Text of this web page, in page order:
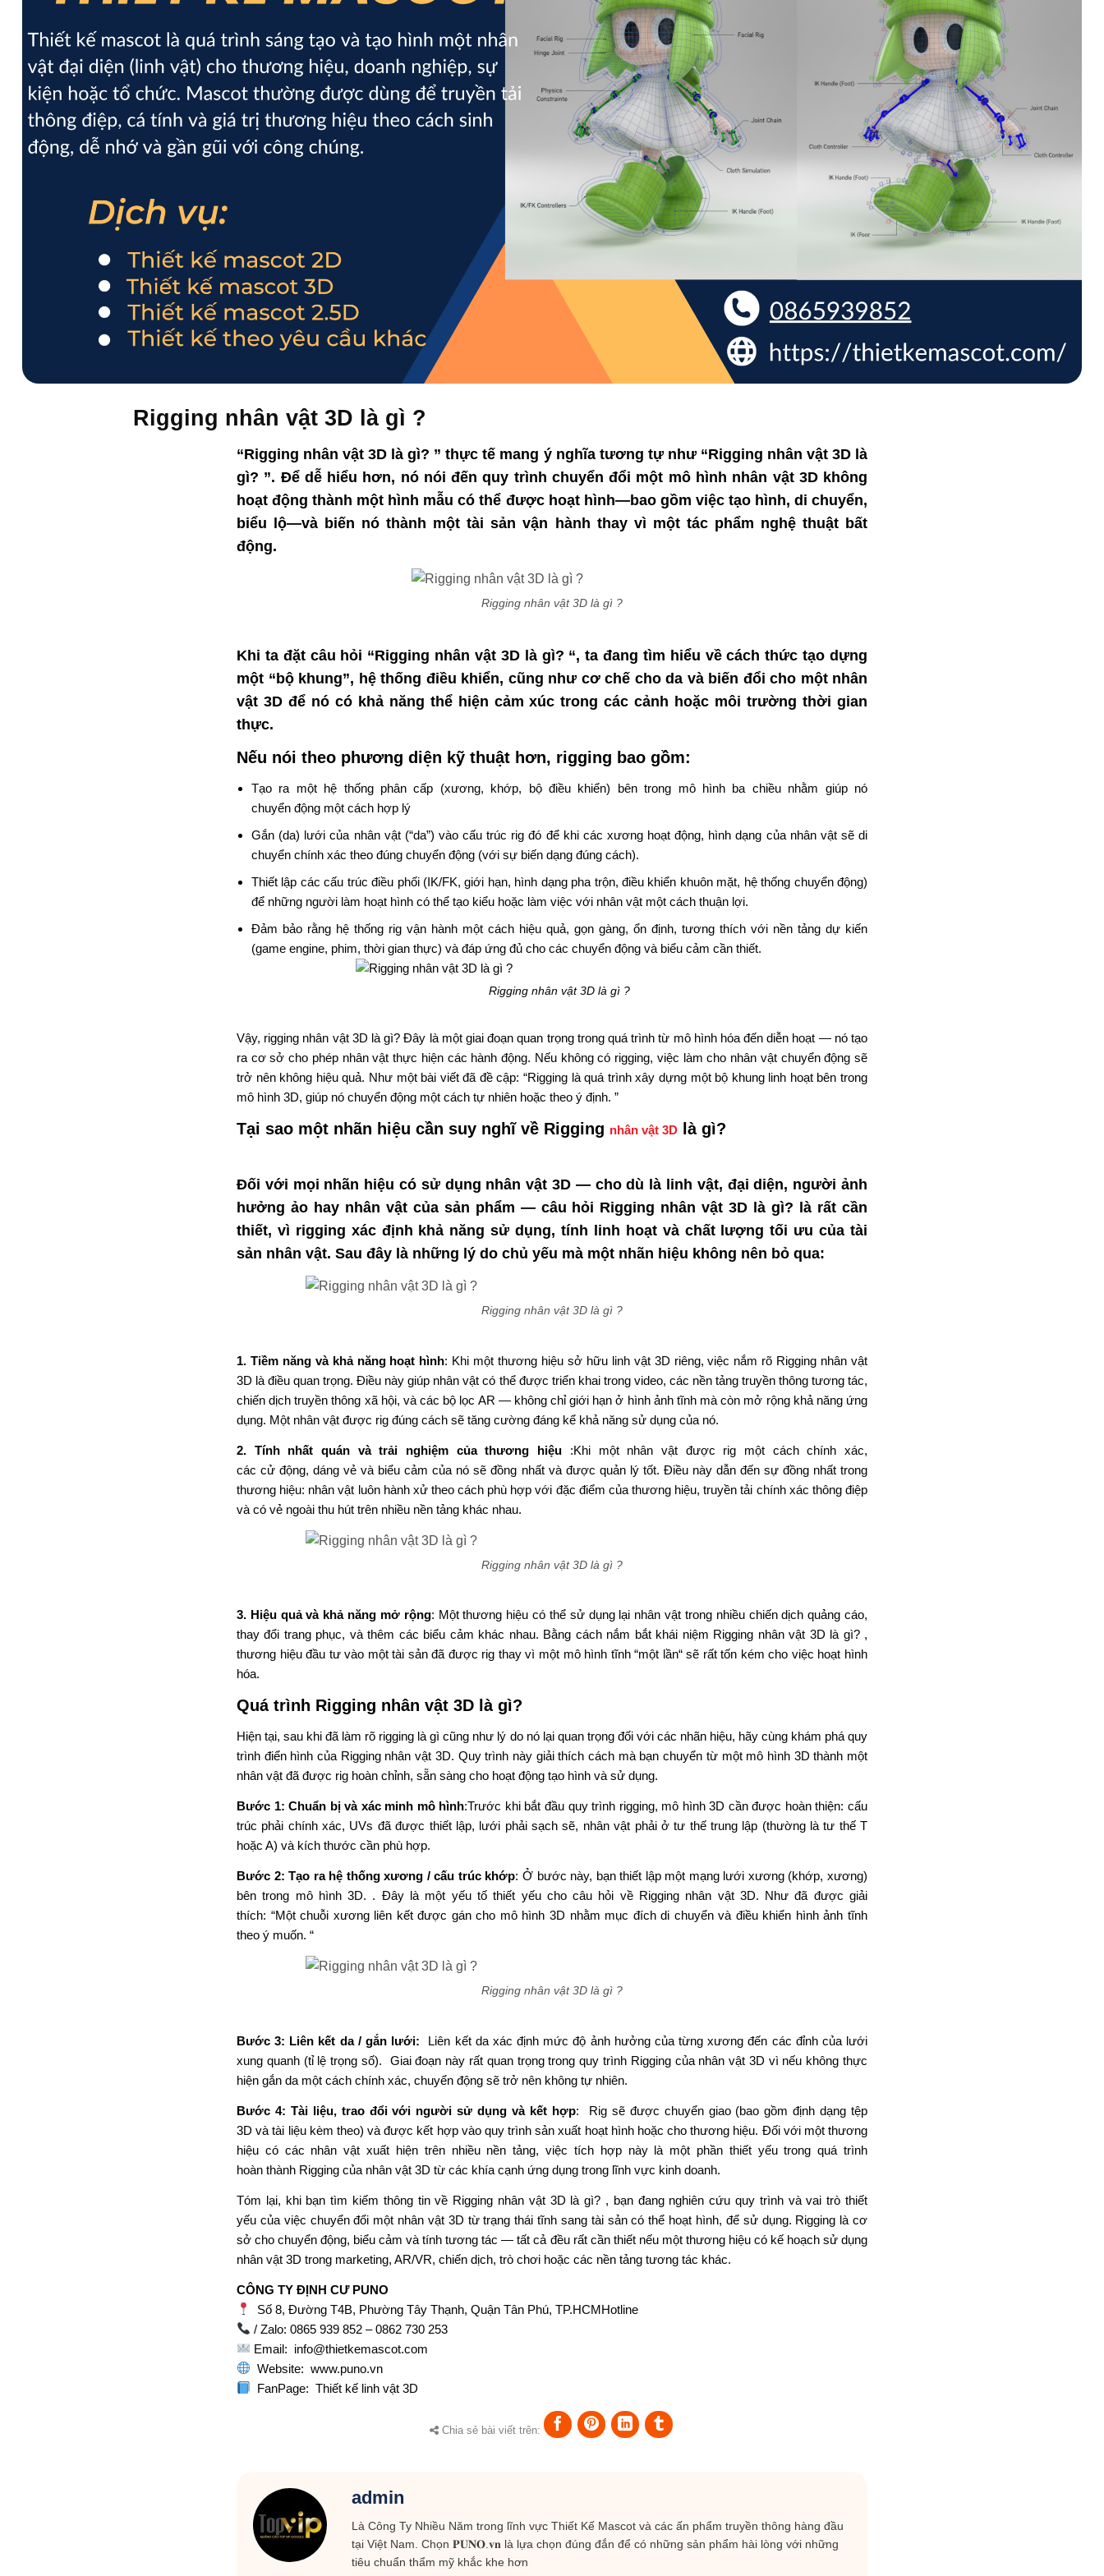
Rigging nhân vật 3D là gì ?
“Rigging nhân vật 3D là gì? ”thực tế mang ýnghĩa tương tự như“Rigging nhân vật 3D là
gì? ”. Để dễ hiểu hơn, nó nói đếnquy trình chuyển đổi một mô hình nhân vật 3D không
hoạt động thành một hình mẫu có thể được hoạt hình—bao gồm việc tạo hình, di chuyển,
biểu
lộ—và biến nó thành một tài sảnvận hành thay vì một tác phẩm nghệ thuật bất
động.
Rigging nhân vật 3D là gì ?
Khi ta đặt câu hỏi “Rigging nhân vật 3D là gì? “, ta đang tìm hiểu về cách thức tạo dựng
một “bộ khung”, hệ thống điều khiển, cũng như cơ chế cho da và biến đổi cho một nhân
vật 3D để nó có khả năng thể hiện cảm xúc trong các cảnh hoặc môi trường thời gian
thực.
Nếu nói theo phương diện kỹ thuật hơn, rigging bao gồm:
Tạo ra một hệ thốngphân cấp (xương, khớp, bộ điều khiển) bên trong mô hình ba chiều nhằm giúpnó
chuyển động một cách hợp lý
Gắn (da) lưới của nhân vật (“da”) vào cấu trúc rig đó để khi các xương hoạt động, hình dạng của nhân vật sẽ di
chuyển chính xác theo đúng chuyển động (với sự biến dạng đúng cách).
Thiết lập cáccấu trúc điều phối(IK/FK,giới hạn, hình dạng pha trộn,điều khiển khuônmặt, hệ thống chuyểnđộng)
để những người làm hoạt hình có thể tạo kiểu hoặc làm việc với nhân vật một cách thuận lợi.
Đảm bảo rằng hệ thống rig vận hành một cách hiệu quả, gọn gàng, ổn định, tương thích với nền tảng dự kiến
(game engine, phim, thời gian thực) và đáp ứng đủ cho các chuyển động và biểu cảm cần thiết.
Rigging nhân vật 3D là gì ?
Vậy, rigging nhân vật 3D là gì? Đây là một giai đoạn quan trọng trongquá trìnhtừ mô hình hóađến diễn hoạt — nó tạo
ra cơ sở cho phép nhân vật thực hiện các hànhđộng. Nếu không có rigging, việc làm cho nhân vật chuyển động sẽ
trở nên không hiệu quả. Như một bài viết đã đề cập: “Rigging là quá trìnhxây dựngmột bộ khung linh hoạt bên trong
mô hình 3D, giúp nó chuyển động một cách tự nhiên hoặc theo ý định. ”
Tại sao một nhãn hiệu cần suy nghĩ về Rigging nhân vật 3D là gì?
Đối với mọi nhãn hiệucó sử dụng nhân vật 3D — chodù là linh vật, đại diện, người ảnh
hưởng ảo hay nhân vật của sản phẩm — câu hỏi Rigging nhân vật 3D là gì? là rấtcần
thiết, vì rigging xácđịnh khả năng sử dụng,tính linh hoạt và chất lượngtối ưu của tài
sản nhân vật. Sau đây là những lý do chủ yếu mà một nhãn hiệu không nên bỏ qua:
Rigging nhân vật 3D là gì ?
1. Tiềmnăng và khảnăng hoạt hình: Khi một thương hiệu sở hữulinh vật 3D riêng, việc nắm rõ Rigging nhân vật
3D làđiều quan trọng. Điều này giúp nhân vật có thể được triển khaitrong video, các nền tảng truyền thông tương tác,
chiến dịchtruyền thông xã hội, và các bộ lọc AR — không chỉgiới hạn ở hình ảnh tĩnh mà còn mở rộng khả năng ứng
dụng. Một nhân vật được rig đúng cách sẽ tăng cường đáng kể khả năng sử dụng của nó.
2. Tínhnhất quán và trải nghiệm củathương hiệu :Khimột nhân vật được rig một cách chính xác,
cáccử động,dáng vẻ và biểu cảm của nó sẽđồng nhất và được quản lý tốt. Điều này dẫn đếnsựđồng nhất trong
thương hiệu: nhân vật luôn hành xử theo cách phù hợp với đặc điểm củathương hiệu, truyền tải chính xác thông điệp
và có vẻ ngoài thu hút trên nhiều nền tảng khác nhau.
Rigging nhân vật 3D là gì ?
3. Hiệu quả và khả năng mở rộng: Một thương hiệu có thể sử dụng lại nhân vật trong nhiều chiến dịchquảng cáo,
thay đổi trang phục, vàthêm các biểu cảm khác nhau. Bằng cách nắm bắt khái niệm Rigging nhân vật 3D là gì? ,
thương hiệu đầu tư vào một tài sản đã được rig thay vì một mô hình tĩnh“một lần“sẽ rấttốn kémcho việc hoạt hình
hóa.
Quá trình Rigging nhân vật 3D là gì?
Hiện tại,sau khi đã làm rõ rigging là gìcũng như lý donó lại quan trọng đối với các nhãnhiệu, hãy cùng khám pháquy
trình điển hình của Rigging nhân vật 3D. Quy trình này giải thích cách mà bạnchuyển từ một mô hình 3Dthành một
nhân vật đãđược rig hoàn chỉnh, sẵn sàng cho hoạt động tạo hình và sử dụng.
Bước 1: Chuẩn bị và xác minh mô hình:Trước khi bắt đầu quy trình rigging, mô hình 3D cần được hoàn thiện:cấu
trúc phải chính xác, UVs đã được thiết lập, lưới phảisạchsẽ, nhân vật phải ở tư thế trung lập (thường là tư thế T
hoặc A) và kích thước cần phù hợp.
Bước 2:Tạo ra hệ thốngxương / cấu trúc khớp:Ở bước này, bạnthiết lập một mạng lưới xương (khớp, xương)
bên trong mô hình 3D. . Đây là một yếu tốthiết yếucho câu hỏi về Rigging nhân vật 3D. Như đã được giải
thích: “Mộtchuỗi xương liên kết được gáncho mô hình 3D nhằm mục đíchdi chuyển và điều khiển hình ảnh tĩnh
theo ý muốn. “
Rigging nhân vật 3D là gì ?
Bước 3: Liên kết da / gắnlưới: Liên kếtda xác định mức độ ảnh hưởng củatừng xươngđến các đỉnh của lưới
xung quanh (tỉ lệ trọng số).
Giai đoạn này rất quan trọng trong quy trìnhRigging của nhân vật 3D vì nếu khôngthực
hiện gắn da một cách chính xác, chuyển động sẽ trở nên không tự nhiên.
Bước 4: Tài liệu, trao đổi với ngườisử dụng và kết hợp: Rig sẽ được chuyểngiao (bao gồm định dạng tệp
3D và tài liệu kèm theo) vàđược kết hợp vào quy trình sản xuất hoạt hìnhhoặc cho thương hiệu. Đối với một thương
hiệu có các nhân vậtxuất hiện trên nhiều nền tảng, việc tích hợp này là một phần thiết yếu trong quá trình
hoàn thành Rigging của nhân vật 3D từ các khía cạnh ứng dụng trong lĩnh vực kinh doanh.
Tóm lại, khi bạntìm kiếm thông tinvề Rigging nhân vật 3D là gì? , bạn đang nghiên cứu quy trình vàvai trò thiết
yếu của việc chuyển đổi một nhân vật 3D từtrạng thái tĩnh sang tài sảncó thể hoạt hình, đểsử dụng. Rigging làcơ
sở cho chuyển động, biểu cảm và tính tương tác — tất cả đều rất cần thiếtnếu một thương hiệu có kế hoạchsử dụng
nhân vật 3D trong marketing, AR/VR, chiến dịch, trò chơi hoặc các nền tảng tương tác khác.
CÔNG TY ĐỊNH CƯ PUNO
Số 8, Đường T4B, Phường Tây Thạnh, Quận Tân Phú, TP.HCMHotline
/ Zalo: 0865 939 852 – 0862 730 253
Email: info@thietkemascot.com
Website:www.puno.vn
FanPage:Thiết kế linh vật 3D
Chia sẻ bài viết trên:
admin
Là Công Ty Nhiều Năm trong lĩnh vực Thiết Kế Mascot và các ấn phẩm truyền thông hàng đầu
tại Việt Nam. Chọn 𝐏𝐔𝐍𝐎.𝐯𝐧 là lựa chọn đúng đắn để có những sản phẩm hài lòng với những
tiêu chuẩn thẩm mỹ khắc khe hơn